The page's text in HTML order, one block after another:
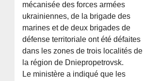
mécanisée des forces armées
ukrainiennes, de la brigade des
marines et de deux brigades de
défense territoriale ont été défaites
dans les zones de trois localités de
la région de Dniepropetrovsk.
Le ministère a indiqué que les